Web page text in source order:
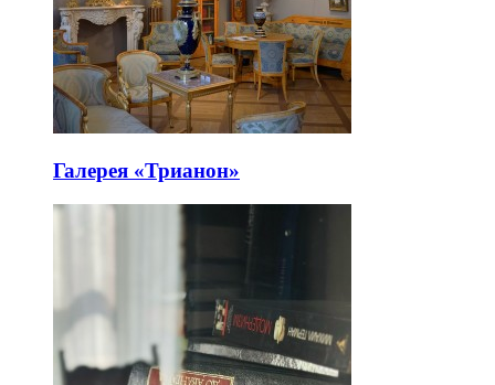
Галерея «Трианон»